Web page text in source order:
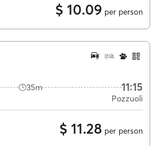
$ 10.09 per person
35m 11:15
Pozzuoli
$ 11.28 per person